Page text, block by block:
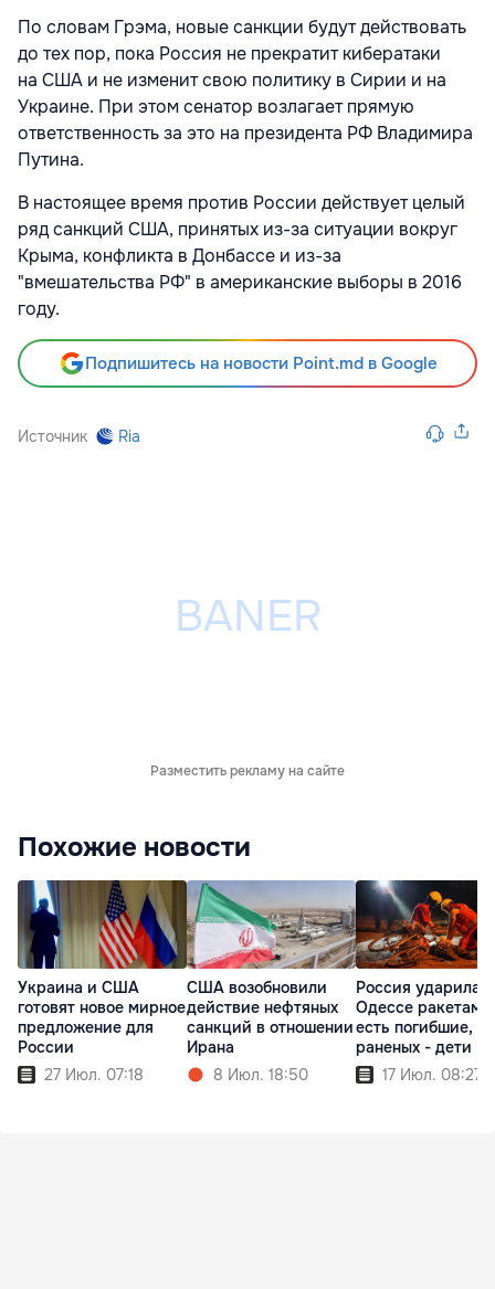
По словам Грэма, новые санкции будут действовать
до тех пор, пока Россия не прекратит кибератаки
на США и не изменит свою политику в Сирии и на
Украине. При этом сенатор возлагает прямую
ответственность за это на президента РФ Владимира
Путина.
В настоящее время против России действует целый
ряд санкций США, принятых из-за ситуации вокруг
Крыма, конфликта в Донбассе и из-за
"вмешательства РФ" в американские выборы в 2016
году.
Подпишитесь на новости Point.md в Google
Источник Ria
Разместить рекламу на сайте
Похожие новости
Украина и США
готовят новое мирное
предложение для
России
27 Июл. 07:18
США возобновили
действие нефтяных
санкций в отношении
Ирана
8 Июл. 18:50
Россия ударила
Одессе ракетами:
есть погибшие,
раненых - дети
17 Июл. 08:27